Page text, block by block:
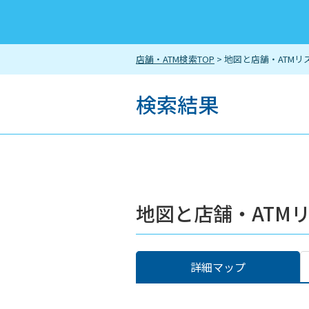
店舗・ATM検索TOP > 地図と店舗・ATMリ
検索結果
地図と店舗・ATM
詳細マップ